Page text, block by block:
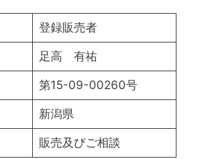
登録販売者
足高 有祐
第15-09-00260号
新潟県
販売及びご相談